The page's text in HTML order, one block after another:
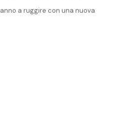
a ruggire con una nuova